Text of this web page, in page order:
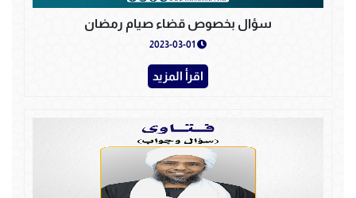
سؤال بخصوص قضاء صيام رمضان
اقرأ المزيد